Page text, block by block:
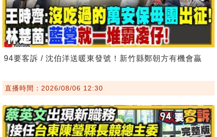
94要客訴 / 沈伯洋送暖東發號！新竹縣鄭朝方有機會贏
直播時間：2026/08/06 12:30